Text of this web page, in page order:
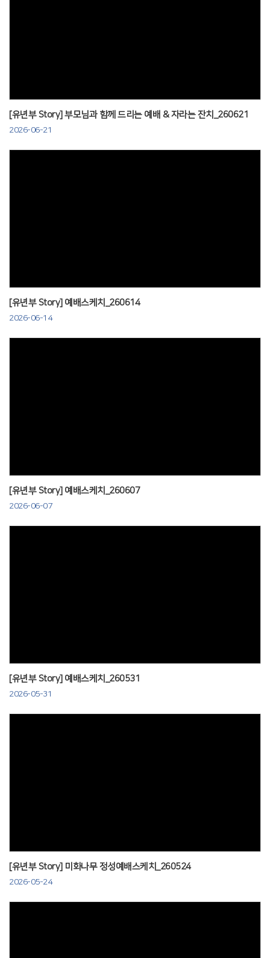
[유년부 Story] 부모님과 함께 드리는 예배 & 자라는 잔치_260621
2026-06-21
[유년부 Story] 예배스케치_260614
2026-06-14
[유년부 Story] 예배스케치_260607
2026-06-07
[유년부 Story] 예배스케치_260531
2026-05-31
[유년부 Story] 미화나무 정성예배스케치_260524
2026-05-24